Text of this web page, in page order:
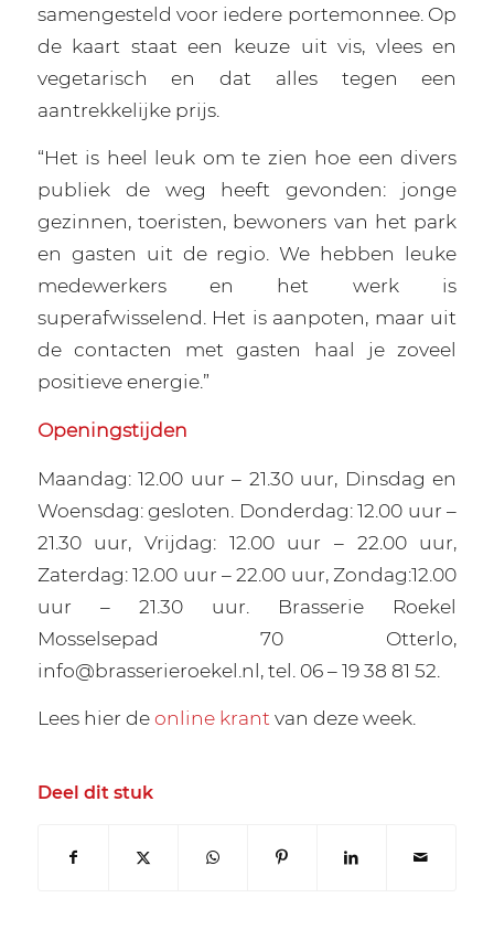
samengesteld voor iedere portemonnee. Op
de kaart staat een keuze uit vis, vlees en
vegetarisch en dat alles tegen een
aantrekkelijke prijs.
“Het is heel leuk om te zien hoe een divers
publiek de weg heeft gevonden: jonge
gezinnen, toeristen, bewoners van het park
en gasten uit de regio. We hebben leuke
medewerkers en het werk is
superafwisselend. Het is aanpoten, maar uit
de contacten met gasten haal je zoveel
positieve energie.”
Openingstijden
Maandag: 12.00 uur – 21.30 uur, Dinsdag en
Woensdag: gesloten. Donderdag: 12.00 uur –
21.30 uur, Vrijdag: 12.00 uur – 22.00 uur,
Zaterdag: 12.00 uur – 22.00 uur, Zondag:12.00
uur – 21.30 uur. Brasserie Roekel
Mosselsepad 70 Otterlo,
info@brasserieroekel.nl, tel. 06 – 19 38 81 52.
Lees hier deonline krant van deze week.
Deel dit stuk